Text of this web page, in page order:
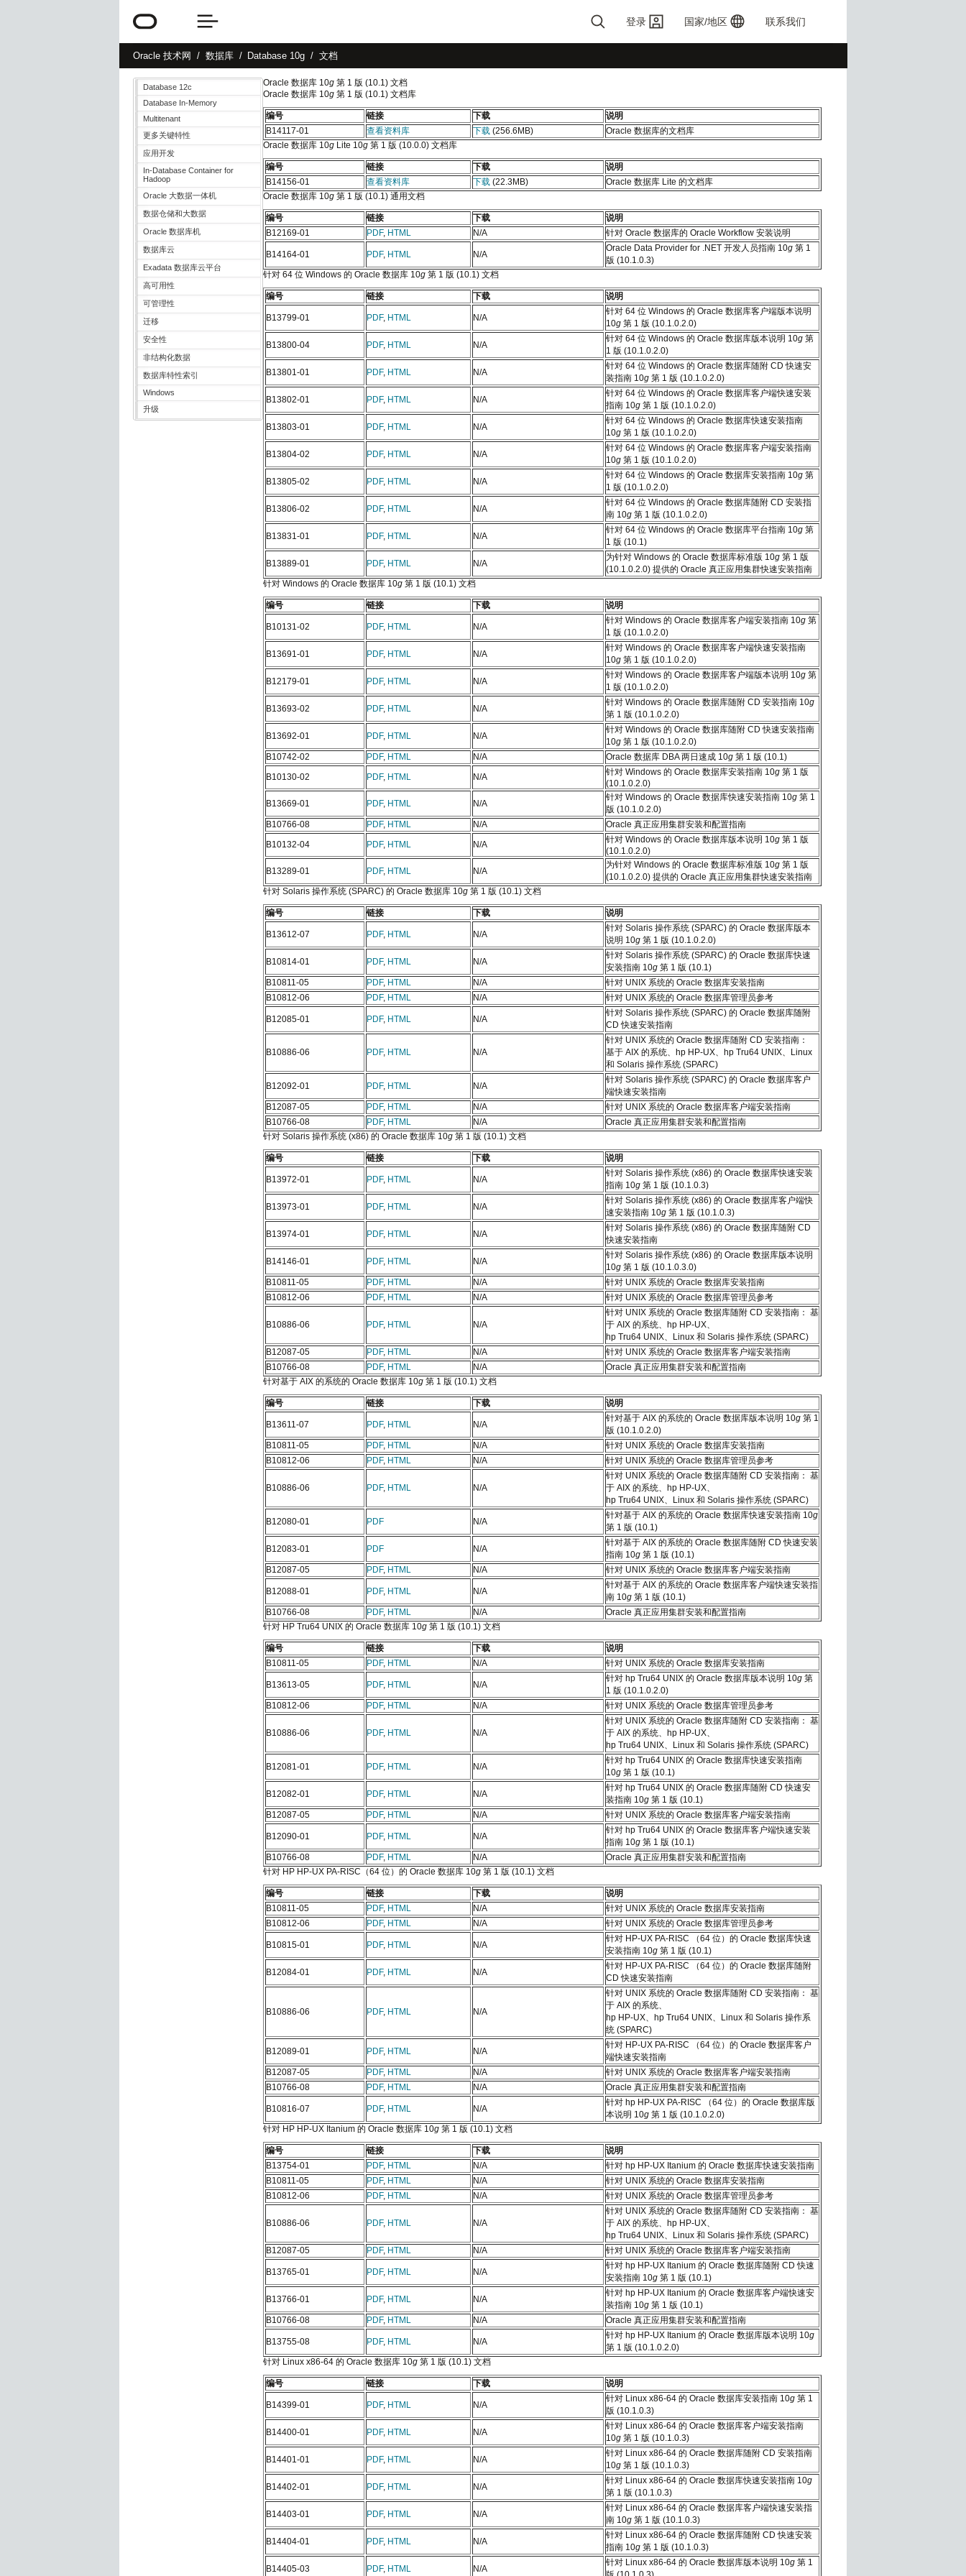
Type 2 or more
characters for results.
登录 国家/地区 联系我们
Oracle 技术网 数据库 Database 10g 文档
Database 12c
Database In-Memory
Multitenant
更多关键特性
应用开发
In-Database Container for
Hadoop
Oracle 大数据一体机
数据仓储和大数据
Oracle 数据库机
数据库云
Exadata 数据库云平台
高可用性
可管理性
迁移
安全性
非结构化数据
数据库特性索引
Windows
升级
Oracle 数据库 10g 第 1 版 (10.1) 文档
Oracle 数据库 10g 第 1 版 (10.1) 文档库
编号 链接 下载
说明
B14117-01
查看资料库 下载 (256.6MB)
Oracle 数据库的文档库
Oracle 数据库 10g Lite 10g 第 1 版 (10.0.0) 文档库
编号 链接 下载
说明
B14156-01
查看资料库 下载 (22.3MB)
Oracle 数据库 Lite 的文档库
Oracle 数据库 10g 第 1 版 (10.1) 通用文档
编号 链接 下载
说明
B12169-01
PDF, HTML N/A 针对 Oracle 数据库的 Oracle Workflow 安装说明
B14164-01 PDF, HTML N/A
Oracle Data Provider for .NET 开发人员指南 10g 第 1
版 (10.1.0.3)
针对 64 位 Windows 的 Oracle 数据库 10g 第 1 版 (10.1) 文档
编号 链接 下载 说明
B13799-01 PDF, HTML N/A
针对 64 位 Windows 的 Oracle 数据库客户端版本说明
10g 第 1 版 (10.1.0.2.0)
B13800-04 PDF, HTML N/A
针对 64 位 Windows 的 Oracle 数据库版本说明 10g 第
1 版 (10.1.0.2.0)
B13801-01 PDF, HTML N/A
针对 64 位 Windows 的 Oracle 数据库随附 CD 快速安
装指南 10g 第 1 版 (10.1.0.2.0)
B13802-01 PDF, HTML N/A
针对 64 位 Windows 的 Oracle 数据库客户端快速安装
指南 10g 第 1 版 (10.1.0.2.0)
B13803-01 PDF, HTML N/A
针对 64 位 Windows 的 Oracle 数据库快速安装指南
10g 第 1 版 (10.1.0.2.0)
B13804-02 PDF, HTML N/A
针对 64 位 Windows 的 Oracle 数据库客户端安装指南
10g 第 1 版 (10.1.0.2.0)
B13805-02 PDF, HTML N/A
针对 64 位 Windows 的 Oracle 数据库安装指南 10g 第
1 版 (10.1.0.2.0)
B13806-02 PDF, HTML N/A
针对 64 位 Windows 的 Oracle 数据库随附 CD 安装指
南 10g 第 1 版 (10.1.0.2.0)
B13831-01 PDF, HTML N/A
针对 64 位 Windows 的 Oracle 数据库平台指南 10g 第
1 版 (10.1)
B13889-01 PDF, HTML N/A
为针对 Windows 的 Oracle 数据库标准版 10g 第 1 版
(10.1.0.2.0) 提供的 Oracle 真正应用集群快速安装指南
针对 Windows 的 Oracle 数据库 10g 第 1 版 (10.1) 文档
编号 链接 下载 说明
B10131-02 PDF, HTML N/A
针对 Windows 的 Oracle 数据库客户端安装指南 10g 第
1 版 (10.1.0.2.0)
B13691-01 PDF, HTML N/A
针对 Windows 的 Oracle 数据库客户端快速安装指南
10g 第 1 版 (10.1.0.2.0)
B12179-01 PDF, HTML N/A
针对 Windows 的 Oracle 数据库客户端版本说明 10g 第
1 版 (10.1.0.2.0)
B13693-02 PDF, HTML N/A
针对 Windows 的 Oracle 数据库随附 CD 安装指南 10g
第 1 版 (10.1.0.2.0)
B13692-01 PDF, HTML N/A
针对 Windows 的 Oracle 数据库随附 CD 快速安装指南
10g 第 1 版 (10.1.0.2.0)
B10742-02
PDF, HTML N/A Oracle 数据库 DBA 两日速成 10g 第 1 版 (10.1)
B10130-02
PDF, HTML N/A 针对 Windows 的 Oracle 数据库安装指南 10g 第 1 版
(10.1.0.2.0)
B13669-01
PDF, HTML N/A
针对 Windows 的 Oracle 数据库快速安装指南 10g 第 1
版 (10.1.0.2.0)
B10766-08
PDF, HTML N/A
Oracle 真正应用集群安装和配置指南
B10132-04
PDF, HTML N/A 针对 Windows 的 Oracle 数据库版本说明 10g 第 1 版
(10.1.0.2.0)
B13289-01
PDF, HTML N/A
为针对 Windows 的 Oracle 数据库标准版 10g 第 1 版
(10.1.0.2.0) 提供的 Oracle 真正应用集群快速安装指南
针对 Solaris 操作系统 (SPARC) 的 Oracle 数据库 10g 第 1 版 (10.1) 文档
编号 链接 下载 说明
B13612-07 PDF, HTML N/A
针对 Solaris 操作系统 (SPARC) 的 Oracle 数据库版本
说明 10g 第 1 版 (10.1.0.2.0)
B10814-01 PDF, HTML N/A
针对 Solaris 操作系统 (SPARC) 的 Oracle 数据库快速
安装指南 10g 第 1 版 (10.1)
B10811-05
PDF, HTML N/A
针对 UNIX 系统的 Oracle 数据库安装指南
B10812-06
PDF, HTML N/A 针对 UNIX 系统的 Oracle 数据库管理员参考
B12085-01 PDF, HTML N/A
针对 Solaris 操作系统 (SPARC) 的 Oracle 数据库随附
CD 快速安装指南
B10886-06 PDF, HTML N/A
针对 UNIX 系统的 Oracle 数据库随附 CD 安装指南：
基于 AIX 的系统、hp HP-UX、hp Tru64 UNIX、Linux
和 Solaris 操作系统 (SPARC)
B12092-01 PDF, HTML N/A
针对 Solaris 操作系统 (SPARC) 的 Oracle 数据库客户
端快速安装指南
B12087-05
PDF, HTML N/A
针对 UNIX 系统的 Oracle 数据库客户端安装指南
B10766-08
PDF, HTML N/A
Oracle 真正应用集群安装和配置指南
针对 Solaris 操作系统 (x86) 的 Oracle 数据库 10g 第 1 版 (10.1) 文档
编号 链接 下载 说明
B13972-01 PDF, HTML N/A
针对 Solaris 操作系统 (x86) 的 Oracle 数据库快速安装
指南 10g 第 1 版 (10.1.0.3)
B13973-01 PDF, HTML N/A
针对 Solaris 操作系统 (x86) 的 Oracle 数据库客户端快
速安装指南 10g 第 1 版 (10.1.0.3)
B13974-01 PDF, HTML N/A
针对 Solaris 操作系统 (x86) 的 Oracle 数据库随附 CD
快速安装指南
B14146-01 PDF, HTML N/A
针对 Solaris 操作系统 (x86) 的 Oracle 数据库版本说明
10g 第 1 版 (10.1.0.3.0)
B10811-05
PDF, HTML N/A
针对 UNIX 系统的 Oracle 数据库安装指南
B10812-06
PDF, HTML N/A 针对 UNIX 系统的 Oracle 数据库管理员参考
B10886-06 PDF, HTML N/A
针对 UNIX 系统的 Oracle 数据库随附 CD 安装指南： 基
于 AIX 的系统、hp HP-UX、
hp Tru64 UNIX、Linux 和 Solaris 操作系统 (SPARC)
B12087-05
PDF, HTML N/A
针对 UNIX 系统的 Oracle 数据库客户端安装指南
B10766-08
PDF, HTML N/A
Oracle 真正应用集群安装和配置指南
针对基于 AIX 的系统的 Oracle 数据库 10g 第 1 版 (10.1) 文档
编号 链接 下载 说明
B13611-07 PDF, HTML N/A
针对基于 AIX 的系统的 Oracle 数据库版本说明 10g 第 1
版 (10.1.0.2.0)
B10811-05
PDF, HTML N/A
针对 UNIX 系统的 Oracle 数据库安装指南
B10812-06
PDF, HTML N/A 针对 UNIX 系统的 Oracle 数据库管理员参考
B10886-06 PDF, HTML N/A
针对 UNIX 系统的 Oracle 数据库随附 CD 安装指南： 基
于 AIX 的系统、hp HP-UX、
hp Tru64 UNIX、Linux 和 Solaris 操作系统 (SPARC)
B12080-01 PDF N/A
针对基于 AIX 的系统的 Oracle 数据库快速安装指南 10g
第 1 版 (10.1)
B12083-01 PDF N/A
针对基于 AIX 的系统的 Oracle 数据库随附 CD 快速安装
指南 10g 第 1 版 (10.1)
B12087-05
PDF, HTML N/A 针对 UNIX 系统的 Oracle 数据库客户端安装指南
B12088-01 PDF, HTML N/A
针对基于 AIX 的系统的 Oracle 数据库客户端快速安装指
南 10g 第 1 版 (10.1)
B10766-08
PDF, HTML N/A
Oracle 真正应用集群安装和配置指南
针对 HP Tru64 UNIX 的 Oracle 数据库 10g 第 1 版 (10.1) 文档
编号 链接 下载
说明
B10811-05
PDF, HTML N/A 针对 UNIX 系统的 Oracle 数据库安装指南
B13613-05 PDF, HTML N/A
针对 hp Tru64 UNIX 的 Oracle 数据库版本说明 10g 第
1 版 (10.1.0.2.0)
B10812-06
PDF, HTML N/A 针对 UNIX 系统的 Oracle 数据库管理员参考
B10886-06 PDF, HTML N/A
针对 UNIX 系统的 Oracle 数据库随附 CD 安装指南： 基
于 AIX 的系统、hp HP-UX、
hp Tru64 UNIX、Linux 和 Solaris 操作系统 (SPARC)
B12081-01 PDF, HTML N/A
针对 hp Tru64 UNIX 的 Oracle 数据库快速安装指南
10g 第 1 版 (10.1)
B12082-01 PDF, HTML N/A
针对 hp Tru64 UNIX 的 Oracle 数据库随附 CD 快速安
装指南 10g 第 1 版 (10.1)
B12087-05
PDF, HTML N/A 针对 UNIX 系统的 Oracle 数据库客户端安装指南
B12090-01 PDF, HTML N/A
针对 hp Tru64 UNIX 的 Oracle 数据库客户端快速安装
指南 10g 第 1 版 (10.1)
B10766-08
PDF, HTML N/A
Oracle 真正应用集群安装和配置指南
针对 HP HP-UX PA-RISC（64 位）的 Oracle 数据库 10g 第 1 版 (10.1) 文档
编号 链接 下载
说明
B10811-05
PDF, HTML N/A
针对 UNIX 系统的 Oracle 数据库安装指南
B10812-06
PDF, HTML N/A 针对 UNIX 系统的 Oracle 数据库管理员参考
B10815-01 PDF, HTML N/A
针对 HP-UX PA-RISC （64 位）的 Oracle 数据库快速
安装指南 10g 第 1 版 (10.1)
B12084-01 PDF, HTML N/A
针对 HP-UX PA-RISC （64 位）的 Oracle 数据库随附
CD 快速安装指南
B10886-06 PDF, HTML N/A
针对 UNIX 系统的 Oracle 数据库随附 CD 安装指南： 基
于 AIX 的系统、
hp HP-UX、hp Tru64 UNIX、Linux 和 Solaris 操作系
统 (SPARC)
B12089-01 PDF, HTML N/A
针对 HP-UX PA-RISC （64 位）的 Oracle 数据库客户
端快速安装指南
B12087-05
PDF, HTML N/A
针对 UNIX 系统的 Oracle 数据库客户端安装指南
B10766-08
PDF, HTML N/A Oracle 真正应用集群安装和配置指南
B10816-07 PDF, HTML N/A
针对 hp HP-UX PA-RISC （64 位）的 Oracle 数据库版
本说明 10g 第 1 版 (10.1.0.2.0)
针对 HP HP-UX Itanium 的 Oracle 数据库 10g 第 1 版 (10.1) 文档
编号 链接 下载
说明
B13754-01
PDF, HTML N/A
针对 hp HP-UX Itanium 的 Oracle 数据库快速安装指南
B10811-05
PDF, HTML N/A
针对 UNIX 系统的 Oracle 数据库安装指南
B10812-06
PDF, HTML N/A 针对 UNIX 系统的 Oracle 数据库管理员参考
B10886-06 PDF, HTML N/A
针对 UNIX 系统的 Oracle 数据库随附 CD 安装指南： 基
于 AIX 的系统、hp HP-UX、
hp Tru64 UNIX、Linux 和 Solaris 操作系统 (SPARC)
B12087-05
PDF, HTML N/A 针对 UNIX 系统的 Oracle 数据库客户端安装指南
B13765-01 PDF, HTML N/A
针对 hp HP-UX Itanium 的 Oracle 数据库随附 CD 快速
安装指南 10g 第 1 版 (10.1)
B13766-01 PDF, HTML N/A
针对 hp HP-UX Itanium 的 Oracle 数据库客户端快速安
装指南 10g 第 1 版 (10.1)
B10766-08
PDF, HTML N/A Oracle 真正应用集群安装和配置指南
B13755-08 PDF, HTML N/A
针对 hp HP-UX Itanium 的 Oracle 数据库版本说明 10g
第 1 版 (10.1.0.2.0)
针对 Linux x86-64 的 Oracle 数据库 10g 第 1 版 (10.1) 文档
编号 链接 下载 说明
B14399-01 PDF, HTML N/A
针对 Linux x86-64 的 Oracle 数据库安装指南 10g 第 1
版 (10.1.0.3)
B14400-01 PDF, HTML N/A
针对 Linux x86-64 的 Oracle 数据库客户端安装指南
10g 第 1 版 (10.1.0.3)
B14401-01 PDF, HTML N/A
针对 Linux x86-64 的 Oracle 数据库随附 CD 安装指南
10g 第 1 版 (10.1.0.3)
B14402-01 PDF, HTML N/A
针对 Linux x86-64 的 Oracle 数据库快速安装指南 10g
第 1 版 (10.1.0.3)
B14403-01 PDF, HTML N/A
针对 Linux x86-64 的 Oracle 数据库客户端快速安装指
南 10g 第 1 版 (10.1.0.3)
B14404-01 PDF, HTML N/A
针对 Linux x86-64 的 Oracle 数据库随附 CD 快速安装
指南 10g 第 1 版 (10.1.0.3)
B14405-03 PDF, HTML N/A
针对 Linux x86-64 的 Oracle 数据库版本说明 10g 第 1